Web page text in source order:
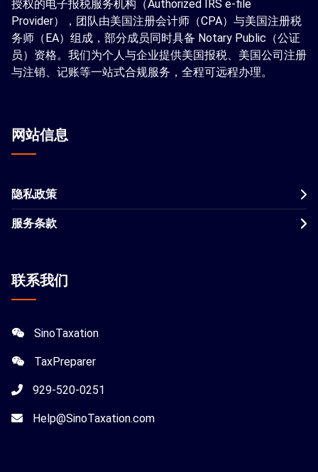
授权的电子报税服务机构（Authorized IRS e-file
Provider），团队由美国注册会计师（CPA）与美国注册税
务师（EA）组成，部分成员同时具备 Notary Public（公证
员）资格。我们为个人与企业提供美国报税、美国公司注册
与注销、记账等一站式合规服务，全程可远程办理。
网站信息
隐私政策
服务条款
联系我们
SinoTaxation
TaxPreparer
929-520-0251
Help@SinoTaxation.com